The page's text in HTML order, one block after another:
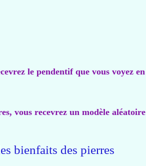
le pendentif que vous voyez en
vous recevrez un modèle aléatoire
bienfaits des pierres